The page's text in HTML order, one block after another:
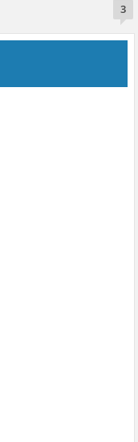
3